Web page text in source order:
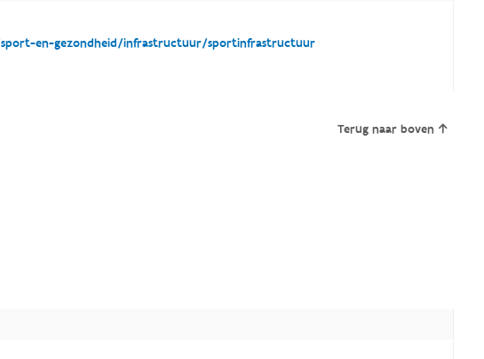
en-gezondheid/infrastructuur/sportinfrastructuur
Terug naar boven